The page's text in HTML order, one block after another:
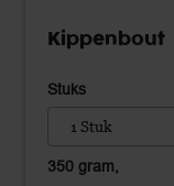
Kippenbout
350 gram,
Stuks